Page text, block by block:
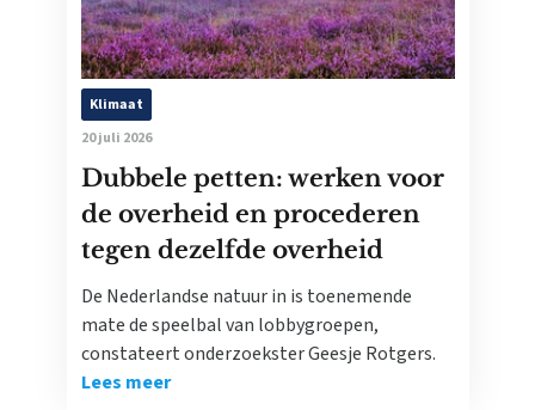
Klimaat
20 juli 2026
Dubbele petten: werken voor
de overheid en procederen
tegen dezelfde overheid
De Nederlandse natuur in is toenemende
mate de speelbal van lobbygroepen,
constateert onderzoekster Geesje Rotgers.
Lees meer